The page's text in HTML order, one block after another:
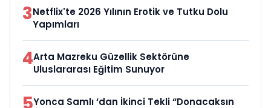
3Netflix'te 2026 Yılının Erotik ve Tutku Dolu
Yapımları
4Arta Mazreku Güzellik Sektörüne
Uluslararası Eğitim Sunuyor
Yonca Samlı ‘dan İkinci Tekli “Donacaksın